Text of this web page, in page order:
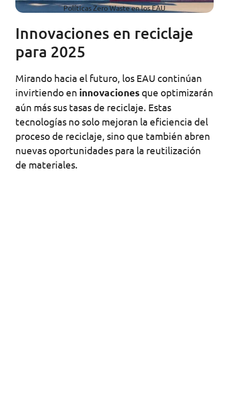
Políticas Zero Waste en los EAU
Innovaciones en reciclaje
para 2025
Mirando hacia el futuro, los EAU continúan
invirtiendo en innovaciones que optimizarán
aún más sus tasas de reciclaje. Estas
tecnologías no solo mejoran la eficiencia del
proceso de reciclaje, sino que también abren
nuevas oportunidades para la reutilización
de materiales.